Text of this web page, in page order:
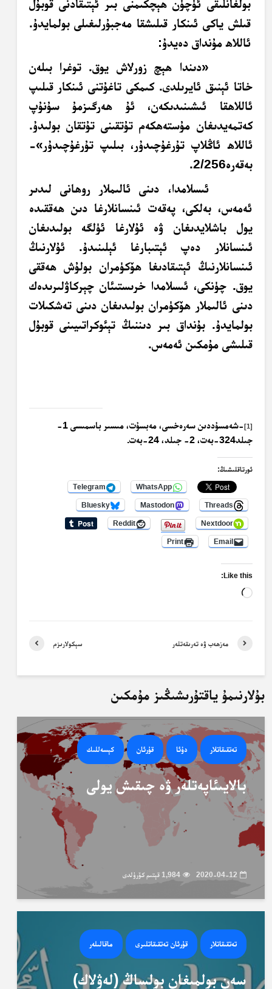
بولغانلىقى ئۈچۈن ھېچكىمنى بىر ئېتىقادنى قوبۇل
قىلش ياكى ئىنكار قىلىشقا مەجبۇرلىغىلى بولمايدۇ.
ئاللاھ مۇنداق دەيدۇ:
«دىندا ھېچ زورلاش يوق. توغرا بىلەن
خاتا ئېنىق ئايرىلدى. كىمكى تاغۇتنى ئىنكار قىلىپ
ئاللاھقا ئىشىنىدىكەن، ئۇ ھەرگىزمۇ سۇنۇپ
كەتمەيدىغان مۇستەھكەم تۇتقىنى تۇتقان بولىدۇ.
ئاللاھ ئاڭلاپ تۇرغۇچىدۇر، بىلىپ تۇرغۇچىدۇر»-
بەقەرە2/256.
ئىسلامدا، دىنى ئالىملار روھانى لىدىر
ئەمەس، بەلكى، پەقەت ئىنسانلارغا دىن ھەققىدە
يول باشلايدىغان ۋە ئۇلارغا ئۈلگە بولىدىغان
ئىنسانلار دەپ ئېتىبارغا ئېلىنىدۇ. ئۇلارنىڭ
ئىنسانلارنىڭ ئېتىقادىغا ھۆكۈمران بولۇش ھەققى
يوق. چۈنكى، ئىسلامدا خرىستىئان چېركاۋلىرىدەك
دىنى ئالىملار ھۆكۈمران بولىدىغان دىنى تەشكىلات
بولمايدۇ. بۇنداق بىر دىننىڭ تېئوكراتىيىنى قوبۇل
قىلىشى مۇمكىن ئەمەس.
[1]
-شەمسۇددىن سەرەخسى، مەبسۇت، مىسىر باسمىسى 1-
جىلد324-بەت، 2- جىلد، 24-بەت.
ئورتاقلىشىڭ:
WhatsApp
Telegram
Threads
Mastodon
Bluesky
Nextdoor
Reddit
Email
Print
Like this:
Loading…
سېكولارىزم مەزھەب ۋە تەرىقەتلەر
بۇلارنىمۇ ياقتۇرىشىڭىز مۇمكىن
تەتقىقاتلار دۇئا قۇرئان كېسەللىك
بالايىئاپەتلەر ۋە چىقىش يولى
2020-04-12 1,984 قېتىم كۆرۈلدى
تەتقىقاتلار قۇرئان تەتقىقاتلىرى ماقالىلەر
سەن بولمىغان بولساڭ (لەۋلاك)